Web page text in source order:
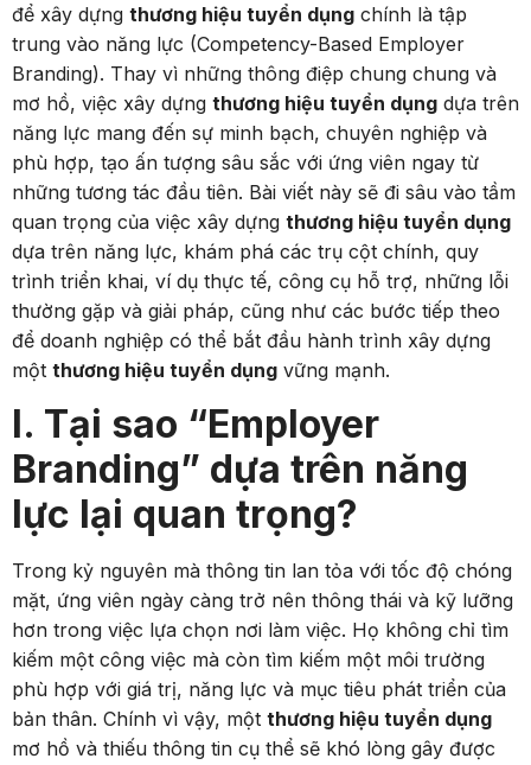
để xây dựng thương hiệu tuyển dụng chính là tập
trung vào năng lực (Competency-Based Employer
Branding). Thay vì những thông điệp chung chung và
mơ hồ, việc xây dựng thương hiệu tuyển dụng dựa trên
năng lực mang đến sự minh bạch, chuyên nghiệp và
phù hợp, tạo ấn tượng sâu sắc với ứng viên ngay từ
những tương tác đầu tiên. Bài viết này sẽ đi sâu vào tầm
quan trọng của việc xây dựng thương hiệu tuyển dụng
dựa trên năng lực, khám phá các trụ cột chính, quy
trình triển khai, ví dụ thực tế, công cụ hỗ trợ, những lỗi
thường gặp và giải pháp, cũng như các bước tiếp theo
để doanh nghiệp có thể bắt đầu hành trình xây dựng
một thương hiệu tuyển dụng vững mạnh.
I. Tại sao “Employer
Branding” dựa trên năng
lực lại quan trọng?
Trong kỷ nguyên mà thông tin lan tỏa với tốc độ chóng
mặt, ứng viên ngày càng trở nên thông thái và kỹ lưỡng
hơn trong việc lựa chọn nơi làm việc. Họ không chỉ tìm
kiếm một công việc mà còn tìm kiếm một môi trường
phù hợp với giá trị, năng lực và mục tiêu phát triển của
bản thân. Chính vì vậy, một thương hiệu tuyển dụng
mơ hồ và thiếu thông tin cụ thể sẽ khó lòng gây được